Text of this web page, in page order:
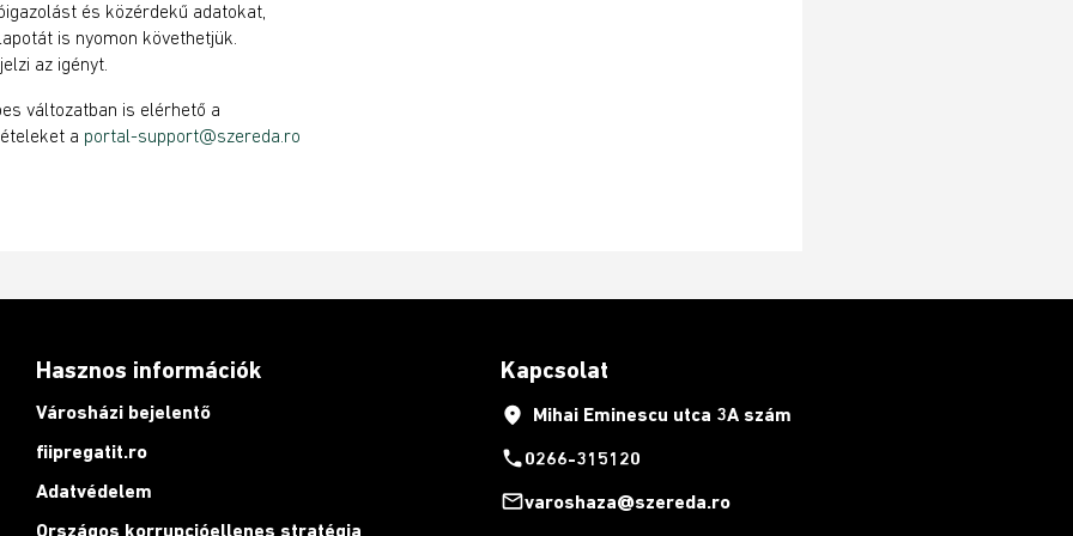
és közérdekű adatokat,
is nyomon követhetjük.
az igényt.
változatban is elérhető a
a portal-support@szereda.ro
Hasznos információk
Városházi bejelentő
fiipregatit.ro
Adatvédelem
Országos korrupcióellenes stratégia
Kapcsolat
place Mihai Eminescu utca 3A szám
phone0266-315120
mail_outlinevaroshaza@szereda.ro